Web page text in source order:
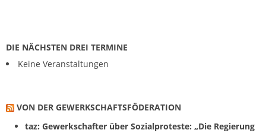
DIE NÄCHSTEN DREI TERMINE
Keine Veranstaltungen
VON DER GEWERKSCHAFTS­FÖDERATION
taz: Gewerkschafter über Sozialproteste: „Die Regierung